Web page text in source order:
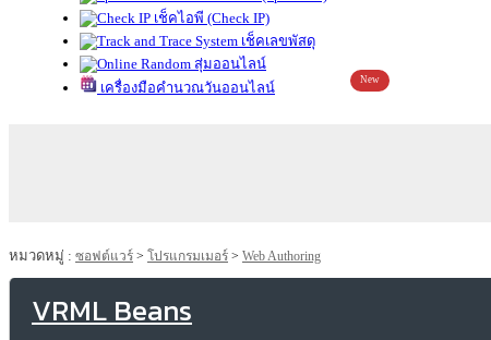
เช็คไอพี (Check IP)
เช็คเลขพัสดุ
สุ่มออนไลน์
เครื่องมือคำนวณวันออนไลน์
New
หมวดหมู่ : ซอฟต์แวร์ > โปรแกรมเมอร์ > Web Authoring
VRML Beans